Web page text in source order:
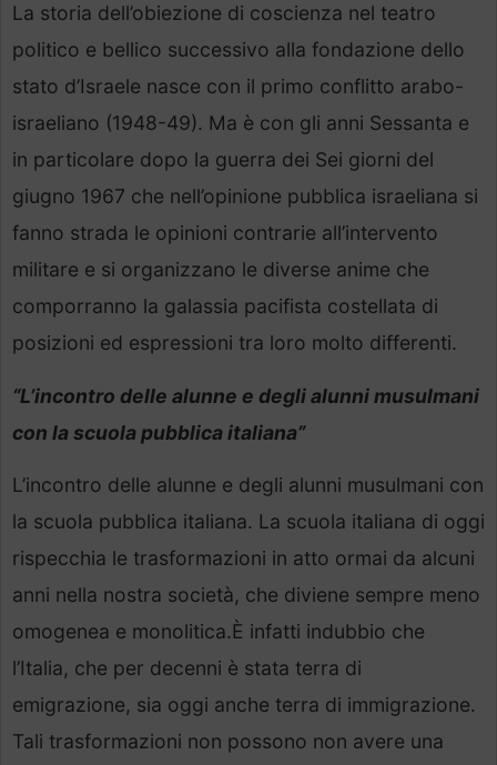
La storia dell’obiezione di coscienza nel teatro
politico e bellico successivo alla fondazione dello
stato d’Israele nasce con il primo conflitto arabo-
israeliano (1948-49). Ma è con gli anni Sessanta e
in particolare dopo la guerra dei Sei giorni del
giugno 1967 che nell’opinione pubblica israeliana si
fanno strada le opinioni contrarie all’intervento
militare e si organizzano le diverse anime che
comporranno la galassia pacifista costellata di
posizioni ed espressioni tra loro molto differenti.
“L’incontro delle alunne e degli alunni musulmani
con la scuola pubblica italiana”
L’incontro delle alunne e degli alunni musulmani con
la scuola pubblica italiana. La scuola italiana di oggi
rispecchia le trasformazioni in atto ormai da alcuni
anni nella nostra società, che diviene sempre meno
omogenea e monolitica.È infatti indubbio che
l’Italia, che per decenni è stata terra di
emigrazione, sia oggi anche terra di immigrazione.
Tali trasformazioni non possono non avere una